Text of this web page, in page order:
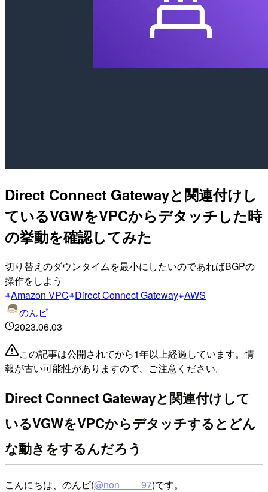
Direct Connect Gatewayと関連付けし
ているVGWをVPCからデタッチした時
の挙動を確認してみた
切り替えのダウンタイムを最小にしたいのであればBGPの
操作をしよう
Amazon VPC Direct Connect Gateway AWS
のんピ
2023.06.03
この記事は公開されてから1年以上経過しています。情
報が古い可能性がありますので、ご注意ください。
Direct Connect Gatewayと関連付けして
いるVGWをVPCからデタッチするとどん
な動きをするんだろう
こんにちは、のんピ(@non____97)です。